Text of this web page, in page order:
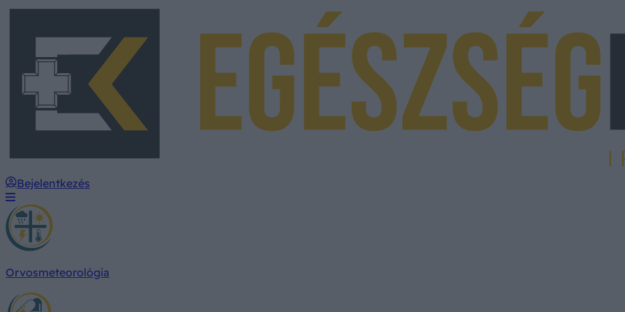
Bejelentkezés
Orvosmeteorológia